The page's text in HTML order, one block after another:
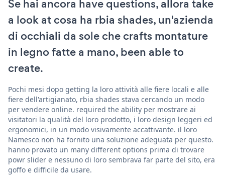
Se hai ancora have questions, allora take
a look at cosa ha rbia shades, un'azienda
di occhiali da sole che crafts montature
in legno fatte a mano, been able to
create.
Pochi mesi dopo getting la loro attività alle fiere locali e alle
fiere dell'artigianato, rbia shades stava cercando un modo
per vendere online. required the ability per mostrare ai
visitatori la qualità del loro prodotto, i loro design leggeri ed
ergonomici, in un modo visivamente accattivante. il loro
Namesco non ha fornito una soluzione adeguata per questo.
hanno provato un many different options prima di trovare
powr slider e nessuno di loro sembrava far parte del sito, era
goffo e difficile da usare.